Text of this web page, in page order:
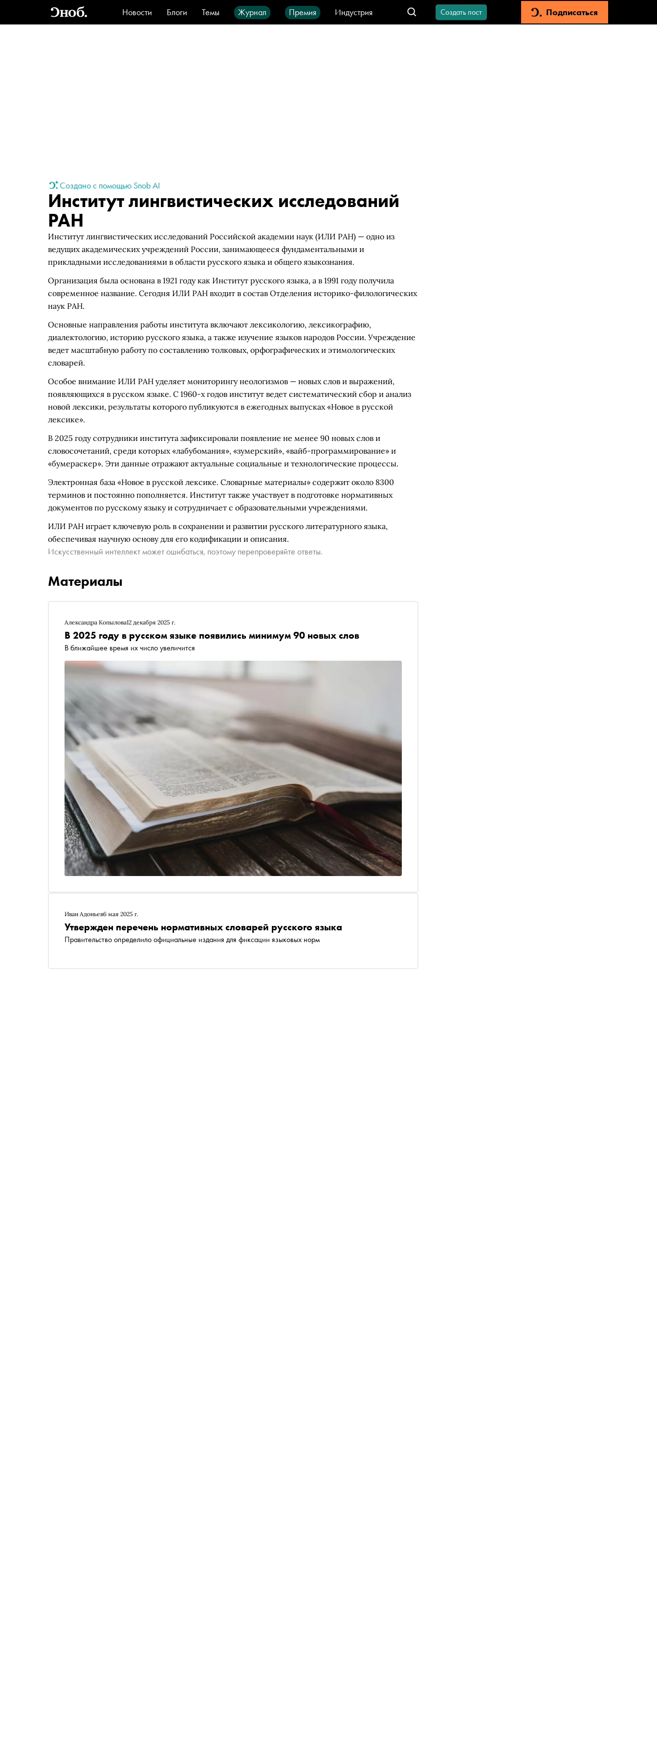
Новости Блоги Темы Журнал Премия
Индустрия
Стиль
Видео Город IT-продукты
Создать пост Подписаться
Создано с помощью Snob AI
Институт лингвистических исследований
РАН
Институт лингвистических исследований Российской академии наук (ИЛИ РАН) — одно из
ведущих академических учреждений России, занимающееся фундаментальными и
прикладными исследованиями в области русского языка и общего языкознания.
Организация была основана в 1921 году как Институт русского языка, а в 1991 году получила
современное название. Сегодня ИЛИ РАН входит в состав Отделения историко-филологических
наук РАН.
Основные направления работы института включают лексикологию, лексикографию,
диалектологию, историю русского языка, а также изучение языков народов России. Учреждение
ведет масштабную работу по составлению толковых, орфографических и этимологических
словарей.
Особое внимание ИЛИ РАН уделяет мониторингу неологизмов — новых слов и выражений,
появляющихся в русском языке. С 1960-х годов институт ведет систематический сбор и анализ
новой лексики, результаты которого публикуются в ежегодных выпусках «Новое в русской
лексике».
В 2025 году сотрудники института зафиксировали появление не менее 90 новых слов и
словосочетаний, среди которых «лабубомания», «зумерский», «вайб-программирование» и
«бумераскер». Эти данные отражают актуальные социальные и технологические процессы.
Электронная база «Новое в русской лексике. Словарные материалы» содержит около 8300
терминов и постоянно пополняется. Институт также участвует в подготовке нормативных
документов по русскому языку и сотрудничает с образовательными учреждениями.
ИЛИ РАН играет ключевую роль в сохранении и развитии русского литературного языка,
обеспечивая научную основу для его кодификации и описания.
Искусственный интеллект может ошибаться, поэтому перепроверяйте ответы.
Материалы
Александра Копылова12 декабря 2025 г.
В 2025 году в русском языке появились минимум 90 новых слов
В ближайшее время их число увеличится
Иван Адоньев6 мая 2025 г.
Утвержден перечень нормативных словарей русского языка
Правительство определило официальные издания для фиксации языковых норм